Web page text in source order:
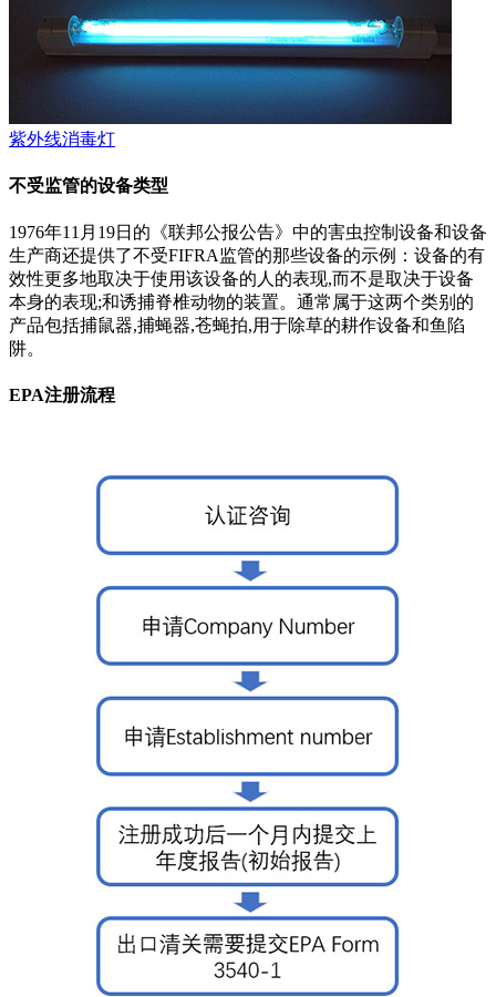
紫外线消毒灯
不受监管的设备类型
1976年11月19日的《联邦公报公告》中的害虫控制设备和设备
生产商还提供了不受FIFRA监管的那些设备的示例：设备的有
效性更多地取决于使用该设备的人的表现,而不是取决于设备
本身的表现;和诱捕脊椎动物的装置。通常属于这两个类别的
产品包括捕鼠器,捕蝇器,苍蝇拍,用于除草的耕作设备和鱼陷
阱。
EPA注册流程